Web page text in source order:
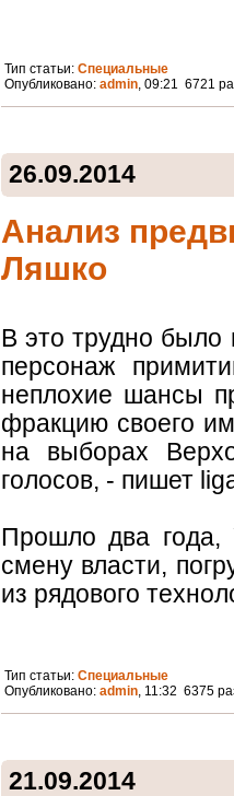
Тип статьи: Специальные
Опубликовано: admin, 09:21 6721
26.09.2014
Анализ
Ляшко
В это трудно было
персонаж
неплохие шансы
фракцию своего
на выборах
голосов, - пишет
Прошло два года,
смену власти,
из рядового
Тип статьи: Специальные
Опубликовано: admin, 11:32 6375
21.09.2014